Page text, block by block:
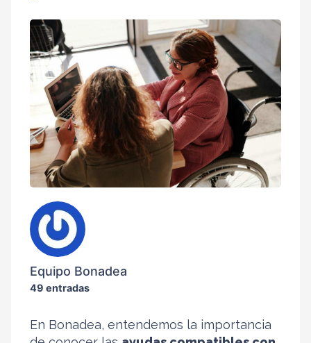
Equipo Bonadea
49 entradas
En Bonadea, entendemos la importancia